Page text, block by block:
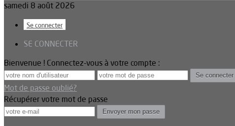
samedi 8 août 2026
Se connecter
SE CONNECTER
Bienvenue ! Connectez-vous à votre compte :
Mot de passe oublié?
Récupérer votre mot de passe